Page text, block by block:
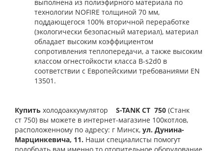
выполнена из полиэфирного материала по
технологии NOFIRE толщиной 70 мм,
поддающегося 100% вторичной переработке
(экологически безопасный материал), материал
обладает высоким коэффициентом
сопротивления теплопередачи, а также высоким
классом огнестойкости класса B-s2d0 в
соответствии с Европейскими требованиями EN
13501.
Купить холодоаккумулятор S-TANK СT 750 (Станк
ст 750) вы можете в интернет-магазине 100котлов,
расположенному по адресу: г Минск, ул. Дунина-
Марцинкевича, 11. Наши специалисты помогут